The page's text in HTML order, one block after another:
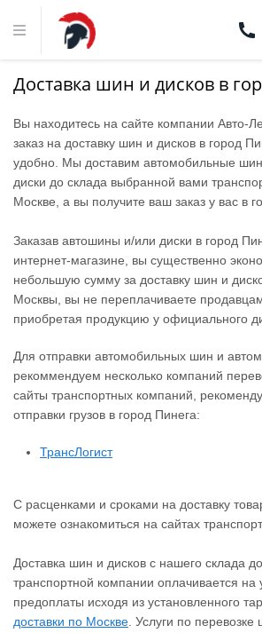
Доставка шин и дисков в
Вы находитесь на сайте компании Aвто-
заказ на доставку шин и дисков в город
удобно. Мы доставим автомобильные
диски до склада выбранной вами
Москве, а вы получите ваш заказ у вас в
Заказав автошины и/или диски в город
интернет-магазине, вы существенно
небольшую сумму за доставку шин и
Москвы, вы не переплачиваете
приобретая продукцию у официального
Для отправки автомобильных шин и
рекоммендуем несколько компаний
сайты транспортных компаний,
отправки грузов в город Пинега:
ТрансЛогист
С расценками и сроками на доставку
можете ознакомиться на сайтах
Доставка шин и дисков с нашего склада
транспортной компании оплачивается на
предоплаты исходя из установленного
доставки по Москве . Услуги по